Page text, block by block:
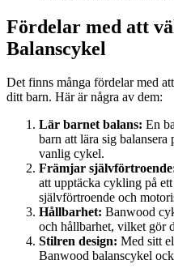
Fördelar med att
Balanscykel
Det finns många fördelar med
ditt barn. Här är några av dem:
Lär barnet balans: En
barn att lära sig
vanlig cykel.
Främjar
att upptäcka cykling på
självförtroende och
Hållbarhet: Banwood
och hållbarhet, vilket gör
Stilren design: Med sitt
Banwood balanscykel